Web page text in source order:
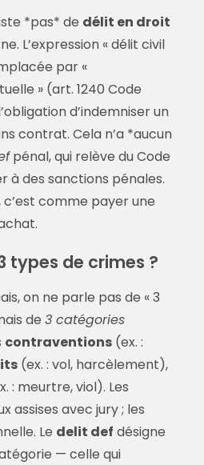
*pas* de délit en droit
L’expression « délit civil
par «
» (art. 1240 Code
d’indemniser un
contrat. Cela n’a *aucun
pénal, qui relève du Code
à des sanctions pénales.
comme payer une
types de crimes ?
on ne parle pas de « 3
de 3 catégories
contraventions(ex. :
(ex. : vol, harcèlement),
: meurtre, viol). Les
assises avec jury ; les
Le delit def désigne
— celle qui